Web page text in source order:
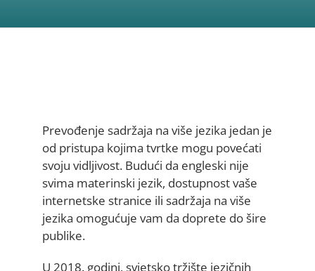
Prevođenje sadržaja na više jezika jedan je
od pristupa kojima tvrtke mogu povećati
svoju vidljivost. Budući da engleski nije
svima materinski jezik, dostupnost vaše
internetske stranice ili sadržaja na više
jezika omogućuje vam da doprete do šire
publike.
U 2018. godini, svjetsko tržište jezičnih